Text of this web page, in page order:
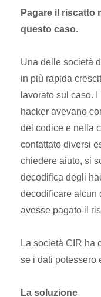
Pagare il riscatto
questo caso.
Una delle società
in più rapida
lavorato sul caso.
hacker avevano
del codice e nella
contattato diversi
chiedere aiuto, si
decodifica degli
decodificare alcun
avesse pagato il
La società CIR ha
se i dati potessero
La soluzione